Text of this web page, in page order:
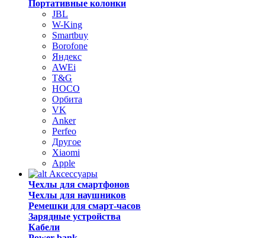
Портативные колонки
JBL
W-King
Smartbuy
Borofone
Яндекс
AWEi
T&G
HOCO
Орбита
VK
Anker
Perfeo
Другое
Xiaomi
Apple
Аксессуары
Чехлы для смартфонов
Чехлы для наушников
Ремешки для смарт-часов
Зарядные устройства
Кабели